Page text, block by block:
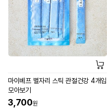
마이베프 별자리 스틱 관절건강 4개입
모아보기
3,700원